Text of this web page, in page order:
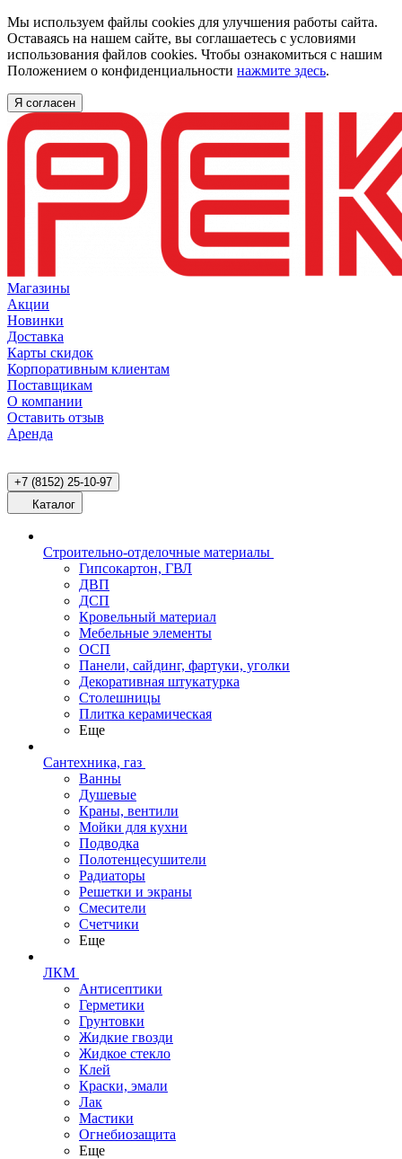
Мы используем файлы cookies для улучшения работы сайта.
Оставаясь на нашем сайте, вы соглашаетесь с условиями
использования файлов cookies. Чтобы ознакомиться с нашим
Положением о конфиденциальности нажмите здесь.
Я согласен
Магазины
Акции
Новинки
Доставка
Карты скидок
Корпоративным клиентам
Поставщикам
О компании
Оставить отзыв
Аренда
+7 (8152) 25-10-97
Каталог
Строительно-отделочные материалы
Гипсокартон, ГВЛ
ДВП
ДСП
Кровельный материал
Мебельные элементы
ОСП
Панели, сайдинг, фартуки, уголки
Декоративная штукатурка
Столешницы
Плитка керамическая
Еще
Сантехника, газ
Ванны
Душевые
Краны, вентили
Мойки для кухни
Подводка
Полотенцесушители
Радиаторы
Решетки и экраны
Смесители
Счетчики
Еще
ЛКМ
Антисептики
Герметики
Грунтовки
Жидкие гвозди
Жидкое стекло
Клей
Краски, эмали
Лак
Мастики
Огнебиозащита
Еще